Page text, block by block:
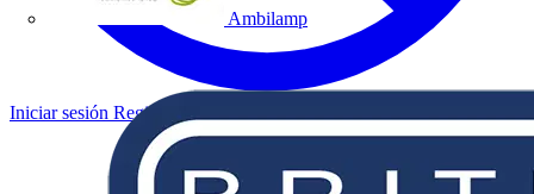
Ambilamp
Iniciar sesión Registrarse